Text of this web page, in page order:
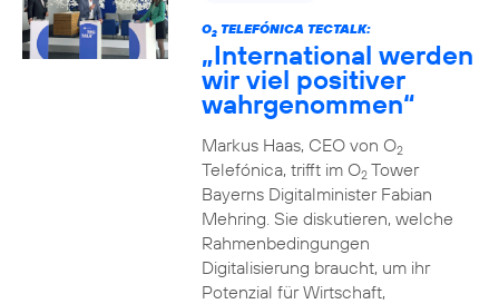
O2TELEFÓNICA TECTALK:
„International werden
wir viel positiver
wahrgenommen“
Markus Haas, CEO von O2
Telefónica, trifft im O2Tower
Bayerns Digitalminister Fabian
Mehring. Sie diskutieren, welche
Rahmenbedingungen
Digitalisierung braucht, um ihr
Potenzial für Wirtschaft,